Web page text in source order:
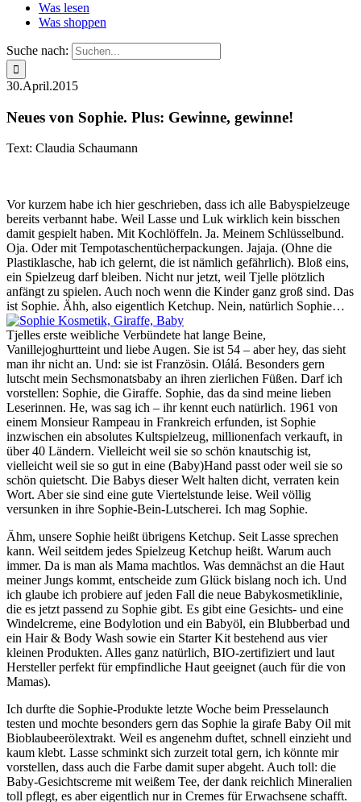
Was lesen
Was shoppen
Suche nach:
30.April.2015
Neues von Sophie. Plus: Gewinne, gewinne!
Text: Claudia Schaumann
Vor kurzem habe ich hier geschrieben, dass ich alle Babyspielzeuge
bereits verbannt habe. Weil Lasse und Luk wirklich kein bisschen
damit gespielt haben. Mit Kochlöffeln. Ja. Meinem Schlüsselbund.
Oja. Oder mit Tempotaschentücherpackungen. Jajaja. (Ohne die
Plastiklasche, hab ich gelernt, die ist nämlich gefährlich). Bloß eins,
ein Spielzeug darf bleiben. Nicht nur jetzt, weil Tjelle plötzlich
anfängt zu spielen. Auch noch wenn die Kinder ganz groß sind. Das
ist Sophie. Ähh, also eigentlich Ketchup. Nein, natürlich Sophie…
Tjelles erste weibliche Verbündete hat lange Beine,
Vanillejoghurtteint und liebe Augen. Sie ist 54 – aber hey, das sieht
man ihr nicht an. Und: sie ist Französin. Olálá. Besonders gern
lutscht mein Sechsmonatsbaby an ihren zierlichen Füßen. Darf ich
vorstellen: Sophie, die Giraffe. Sophie, das da sind meine lieben
Leserinnen. He, was sag ich – ihr kennt euch natürlich. 1961 von
einem Monsieur Rampeau in Frankreich erfunden, ist Sophie
inzwischen ein absolutes Kultspielzeug, millionenfach verkauft, in
über 40 Ländern. Vielleicht weil sie so schön knautschig ist,
vielleicht weil sie so gut in eine (Baby)Hand passt oder weil sie so
schön quietscht. Die Babys dieser Welt halten dicht, verraten kein
Wort. Aber sie sind eine gute Viertelstunde leise. Weil völlig
versunken in ihre Sophie-Bein-Lutscherei. Ich mag Sophie.
Ähm, unsere Sophie heißt übrigens Ketchup. Seit Lasse sprechen
kann. Weil seitdem jedes Spielzeug Ketchup heißt. Warum auch
immer. Da is man als Mama machtlos. Was demnächst an die Haut
meiner Jungs kommt, entscheide zum Glück bislang noch ich. Und
ich glaube ich probiere auf jeden Fall die neue Babykosmetiklinie,
die es jetzt passend zu Sophie gibt. Es gibt eine Gesichts- und eine
Windelcreme, eine Bodylotion und ein Babyöl, ein Blubberbad und
ein Hair & Body Wash sowie ein Starter Kit bestehend aus vier
kleinen Produkten. Alles ganz natürlich, BIO-zertifiziert und laut
Hersteller perfekt für empfindliche Haut geeignet (auch für die von
Mamas).
Ich durfte die Sophie-Produkte letzte Woche beim Presselaunch
testen und mochte besonders gern das Sophie la girafe Baby Oil mit
Bioblaubeerölextrakt. Weil es angenehm duftet, schnell einzieht und
kaum klebt. Lasse schminkt sich zurzeit total gern, ich könnte mir
vorstellen, dass auch die Farbe damit super abgeht. Auch toll: die
Baby-Gesichtscreme mit weißem Tee, der dank reichlich Mineralien
toll pflegt, es aber eigentlich nur in Cremes für Erwachsene schafft.